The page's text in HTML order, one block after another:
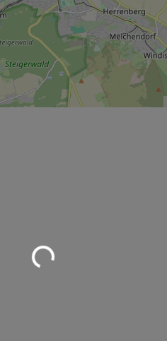
Wird geladen …